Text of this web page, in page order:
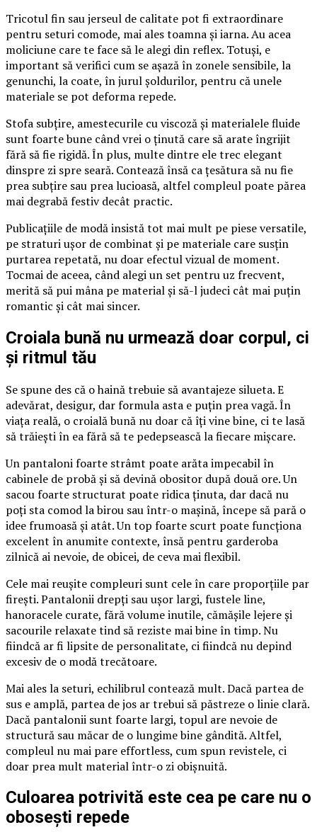
Tricotul fin sau jerseul de calitate pot fi extraordinare
pentru seturi comode, mai ales toamna și iarna. Au acea
moliciune care te face să le alegi din reflex. Totuși, e
important să verifici cum se așază în zonele sensibile, la
genunchi, la coate, în jurul șoldurilor, pentru că unele
materiale se pot deforma repede.
Stofa subțire, amestecurile cu viscoză și materialele fluide
sunt foarte bune când vrei o ținută care să arate îngrijit
fără să fie rigidă. În plus, multe dintre ele trec elegant
dinspre zi spre seară. Contează însă ca țesătura să nu fie
prea subțire sau prea lucioasă, altfel compleul poate părea
mai degrabă festiv decât practic.
Publicațiile de modă insistă tot mai mult pe piese versatile,
pe straturi ușor de combinat și pe materiale care susțin
purtarea repetată, nu doar efectul vizual de moment.
Tocmai de aceea, când alegi un set pentru uz frecvent,
merită să pui mâna pe material și să-l judeci cât mai puțin
romantic și cât mai sincer.
Croiala bună nu urmează doar corpul, ci
și ritmul tău
Se spune des că o haină trebuie să avantajeze silueta. E
adevărat, desigur, dar formula asta e puțin prea vagă. În
viața reală, o croială bună nu doar că îți vine bine, ci te lasă
să trăiești în ea fără să te pedepsească la fiecare mișcare.
Un pantaloni foarte strâmt poate arăta impecabil în
cabinele de probă și să devină obositor după două ore. Un
sacou foarte structurat poate ridica ținuta, dar dacă nu
poți sta comod la birou sau într-o mașină, începe să pară o
idee frumoasă și atât. Un top foarte scurt poate funcționa
excelent în anumite contexte, însă pentru garderoba
zilnică ai nevoie, de obicei, de ceva mai flexibil.
Cele mai reușite compleuri sunt cele în care proporțiile par
firești. Pantalonii drepți sau ușor largi, fustele line,
hanoracele curate, fără volume inutile, cămășile lejere și
sacourile relaxate tind să reziste mai bine în timp. Nu
fiindcă ar fi lipsite de personalitate, ci fiindcă nu depind
excesiv de o modă trecătoare.
Mai ales la seturi, echilibrul contează mult. Dacă partea de
sus e amplă, partea de jos ar trebui să păstreze o linie clară.
Dacă pantalonii sunt foarte largi, topul are nevoie de
structură sau măcar de o lungime bine gândită. Altfel,
compleul nu mai pare effortless, cum spun revistele, ci
doar prea mult material într-o zi obișnuită.
Culoarea potrivită este cea pe care nu o
obosești repede